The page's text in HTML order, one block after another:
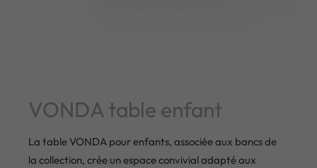
VONDA table enfant
La table VONDA pour enfants, associée aux bancs de
la collection, crée un espace convivial adapté aux